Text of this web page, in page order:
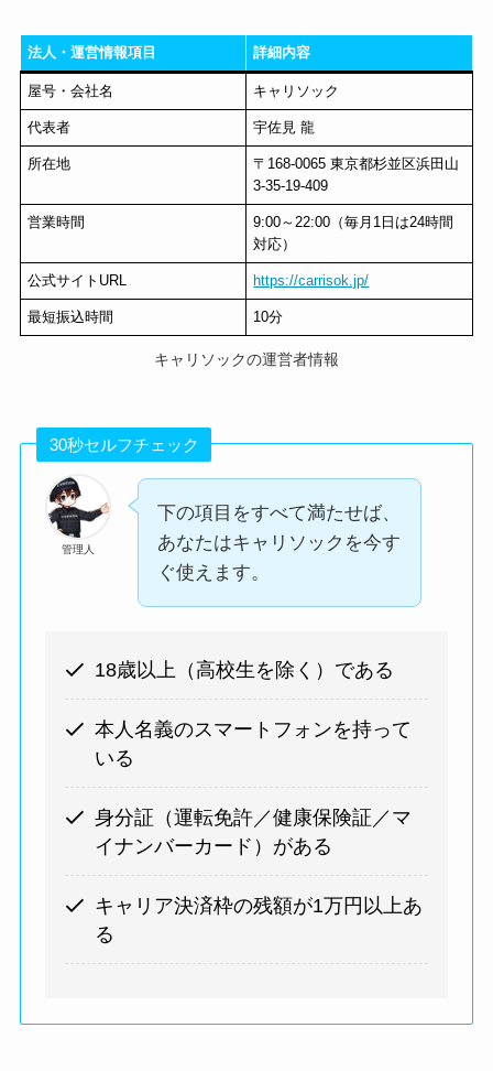
法人・運営情報項目 詳細内容
屋号・会社名 キャリソック
代表者 宇佐見 龍
所在地
〒168-0065 東京都杉並区浜田山
3-35-19-409
営業時間
9:00～22:00（毎月1日は24時間
対応）
公式サイトURL https://carrisok.jp/
最短振込時間 10分
キャリソックの運営者情報
30秒セルフチェック
管理人
下の項目をすべて満たせば、
あなたはキャリソックを今す
ぐ使えます。
18歳以上（高校生を除く）である
本人名義のスマートフォンを持って
いる
身分証（運転免許／健康保険証／マ
イナンバーカード）がある
キャリア決済枠の残額が1万円以上あ
る